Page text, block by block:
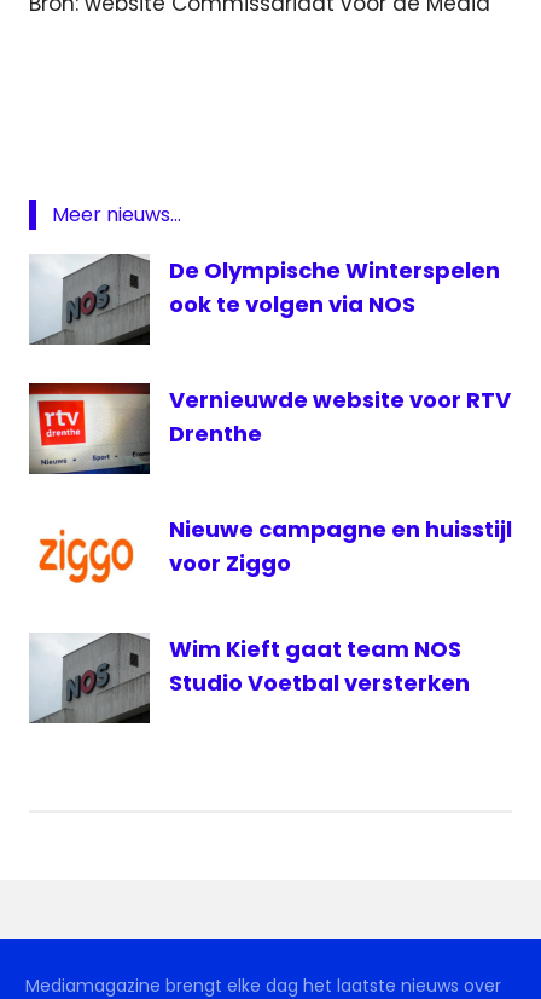
nieuws
Reuters
website
Meer nieuws...
De Olympische Winterspelen
ook te volgen via NOS
Vernieuwde website voor RTV
Drenthe
Nieuwe campagne en huisstijl
voor Ziggo
Wim Kieft gaat team NOS
Studio Voetbal versterken
Mediamagazine brengt elke dag het laatste nieuws over